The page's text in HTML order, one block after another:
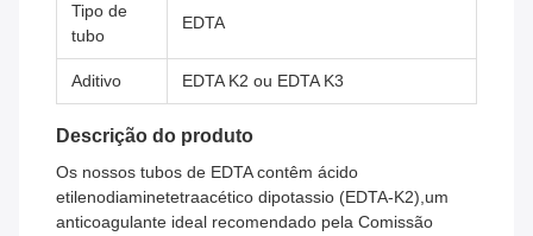
Tipo de
tubo
EDTA
Aditivo EDTA K2 ou EDTA K3
Descrição do produto
Os nossos tubos de EDTA contêm ácido
etilenodiaminetetraacético dipotassio (EDTA-K2),um
anticoagulante ideal recomendado pela Comissão